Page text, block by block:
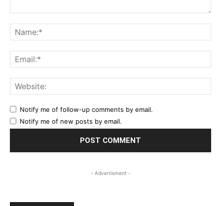
Notify me of follow-up comments by email.
Notify me of new posts by email.
- Advertisment -